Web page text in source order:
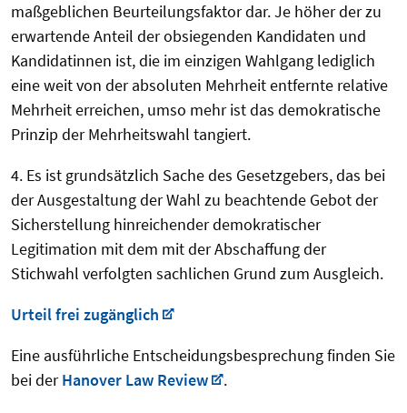
maßgeblichen Beurteilungsfaktor dar. Je höher der zu
erwartende Anteil der obsiegenden Kandidaten und
Kandidatinnen ist, die im einzigen Wahlgang lediglich
eine weit von der absoluten Mehrheit entfernte relative
Mehrheit erreichen, umso mehr ist das demokratische
Prinzip der Mehrheitswahl tangiert.
4. Es ist grundsätzlich Sache des Gesetzgebers, das bei
der Ausgestaltung der Wahl zu beachtende Gebot der
Sicherstellung hinreichender demokratischer
Legitimation mit dem mit der Abschaffung der
Stichwahl verfolgten sachlichen Grund zum Ausgleich.
Urteil frei zugänglich
Eine ausführliche Entscheidungsbesprechung finden Sie
bei derHanover Law Review .